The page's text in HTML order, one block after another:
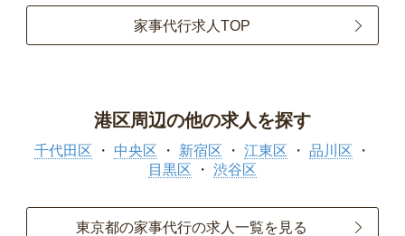
家事代行求人TOP
港区周辺の他の求人を探す
千代田区 中央区 新宿区 江東区
品川区
目黒区
渋谷区
東京都の家事代行の求人一覧を見る